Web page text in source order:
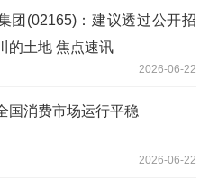
团(02165)：建议透过公开招
的土地 焦点速讯
2026-06-22
国消费市场运行平稳
2026-06-22